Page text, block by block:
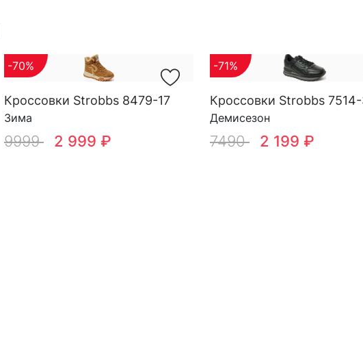
Кроссовки Strobbs 8479-17
Зима
-70%
9999 2 999 ₽
Кроссовки Strobbs
Демисезон
-71%
7490 2 199 ₽